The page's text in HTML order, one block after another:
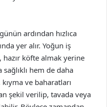
ardından hızlıca
yer alır. Yoğun iş
köfte almak yerine
hem de daha
kıyma ve baharatları
şekil verilip, tavada veya